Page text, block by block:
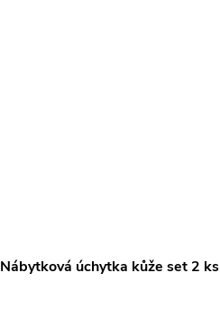
Nábytková úchytka kůže set 2 ks